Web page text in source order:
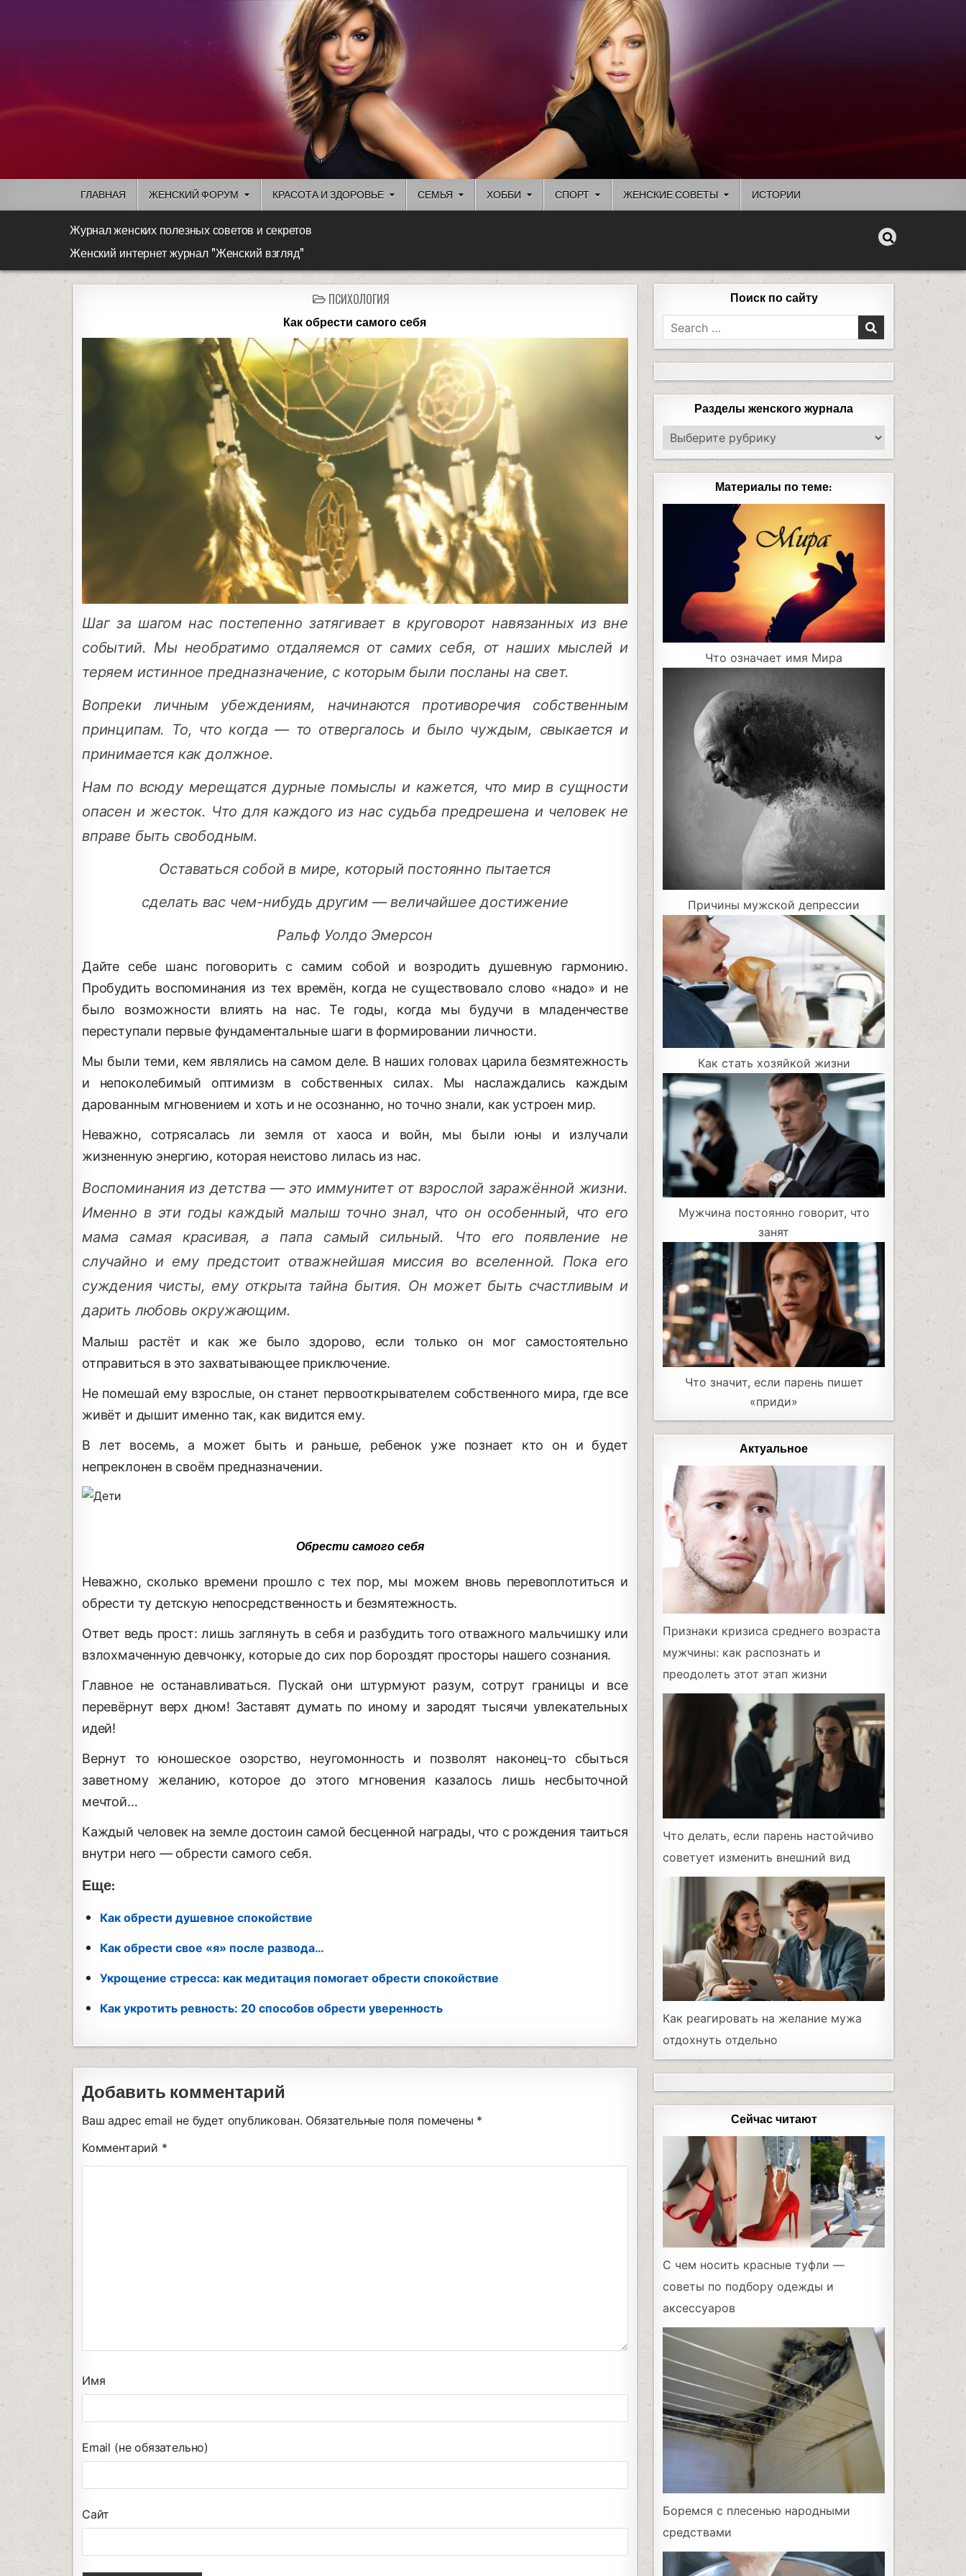
ГЛАВНАЯ ЖЕНСКИЙ ФОРУМ КРАСОТА И ЗДОРОВЬЕ СЕМЬЯ ХОББИ СПОРТ ЖЕНСКИЕ СОВЕТЫ ИСТОРИИ
Журнал женских полезных советов и секретов
Женский интернет журнал "Женский взгляд"
ПСИХОЛОГИЯ
Как обрести самого себя
Шаг за шагом нас постепенно затягивает в круговорот навязанных из вне
событий. Мы необратимо отдаляемся от самих себя, от наших мыслей и
теряем истинное предназначение, с которым были посланы на свет.
Вопреки личным убеждениям, начинаются противоречия собственным
принципам. То, что когда — то отвергалось и было чуждым, свыкается и
принимается как должное.
Нам по всюду мерещатся дурные помыслы и кажется, что мир в сущности
опасен и жесток. Что для каждого из нас судьба предрешена и человек не
вправе быть свободным.
Оставаться собой в мире, который постоянно пытается
сделать вас чем-нибудь другим — величайшее достижение
Ральф Уолдо Эмерсон
Дайте себе шанс поговорить с самим собой и возродить душевную гармонию.
Пробудить воспоминания из тех времён, когда не существовало слово «надо» и не
было возможности влиять на нас. Те годы, когда мы будучи в младенчестве
переступали первые фундаментальные шаги в формировании личности.
Мы были теми, кем являлись на самом деле. В наших головах царила безмятежность
и непоколебимый оптимизм в собственных силах. Мы наслаждались каждым
дарованным мгновением и хоть и не осознанно, но точно знали, как устроен мир.
Неважно, сотрясалась ли земля от хаоса и войн, мы были юны и излучали
жизненную энергию, которая неистово лилась из нас.
Воспоминания из детства — это иммунитет от взрослой заражённой жизни.
Именно в эти годы каждый малыш точно знал, что он особенный, что его
мама самая красивая, а папа самый сильный. Что его появление не
случайно и ему предстоит отважнейшая миссия во вселенной. Пока его
суждения чисты, ему открыта тайна бытия. Он может быть счастливым и
дарить любовь окружающим.
Малыш растёт и как же было здорово, если только он мог самостоятельно
отправиться в это захватывающее приключение.
Не помешай ему взрослые, он станет первооткрывателем собственного мира, где все
живёт и дышит именно так, как видится ему.
В лет восемь, а может быть и раньше, ребенок уже познает кто он и будет
непреклонен в своём предназначении.
Обрести самого себя
Неважно, сколько времени прошло с тех пор, мы можем вновь перевоплотиться и
обрести ту детскую непосредственность и безмятежность.
Ответ ведь прост: лишь заглянуть в себя и разбудить того отважного мальчишку или
взлохмаченную девчонку, которые до сих пор бороздят просторы нашего сознания.
Главное не останавливаться. Пускай они штурмуют разум, сотрут границы и все
перевёрнут верх дном! Заставят думать по иному и зародят тысячи увлекательных
идей!
Вернут то юношеское озорство, неугомонность и позволят наконец-то сбыться
заветному желанию, которое до этого мгновения казалось лишь несбыточной
мечтой…
Каждый человек на земле достоин самой бесценной награды, что с рождения таиться
внутри него — обрести самого себя.
Еще:
Как обрести душевное спокойствие
Как обрести свое «я» после развода…
Укрощение стресса: как медитация помогает обрести спокойствие
Как укротить ревность: 20 способов обрести уверенность
Добавить комментарий
Ваш адрес email не будет опубликован. Обязательные поля помечены *
Комментарий *
Имя
Email (не обязательно)
Сайт
Поиск по сайту
Разделы женского журнала
Материалы по теме:
Что означает имя Мира
Причины мужской депрессии
Как стать хозяйкой жизни
Мужчина постоянно говорит, что
занят
Что значит, если парень пишет
«приди»
Актуальное
Признаки кризиса среднего возраста
мужчины: как распознать и
преодолеть этот этап жизни
Что делать, если парень настойчиво
советует изменить внешний вид
Как реагировать на желание мужа
отдохнуть отдельно
Сейчас читают
С чем носить красные туфли —
советы по подбору одежды и
аксессуаров
Боремся с плесенью народными
средствами